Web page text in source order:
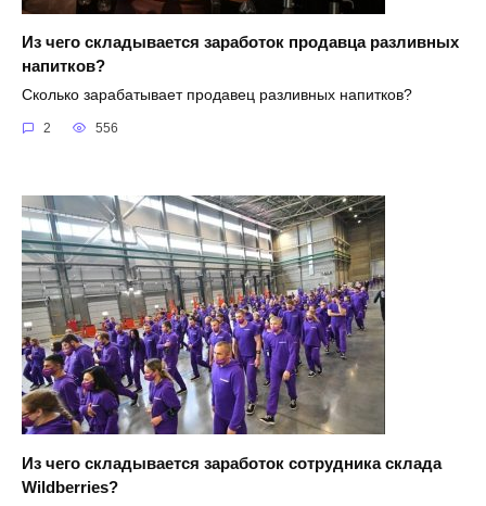
Из чего складывается заработок продавца разливных
напитков?
Сколько зарабатывает продавец разливных напитков?
2 556
Из чего складывается заработок сотрудника склада
Wildberries?